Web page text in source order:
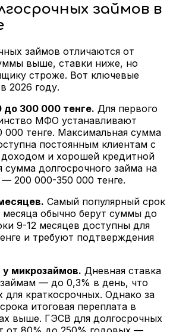
займов в
займов отличаются от
выше, ставки ниже, но
строже. Вот ключевые
2026 году.
300 000 тенге. Для первого
МФО устанавливают
000 тенге. Максимальная сумма
постоянным клиентам с
и хорошей кредитной
сумма долгосрочного займа на
200 000-350 000 тенге.
Самый популярный срок
обычно берут суммы до
9-12 месяцев доступны для
и требуют подтверждения
микрозаймов. Дневная ставка
— до 0,3% в день, что
для краткосрочных. Однако за
итоговая переплата в
выше. ГЭСВ для долгосрочных